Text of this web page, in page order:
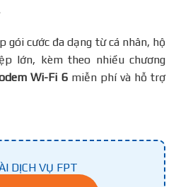
gói cước đa dạng từ cá nhân, hộ
lớn, kèm theo nhiều chương
Wi-Fi 6miễn phí và hỗ trợ
DỊCH VỤ FPT